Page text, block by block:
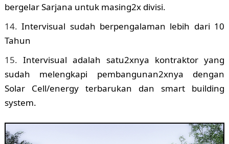
bergelar Sarjana untuk masing2x divisi.
Intervisual sudah berpengalaman lebih dari 10
Tahun
Intervisual adalah satu2xnya kontraktor yang
sudah melengkapi pembangunan2xnya dengan
Solar Cell/energy terbarukan dan smart building
system.